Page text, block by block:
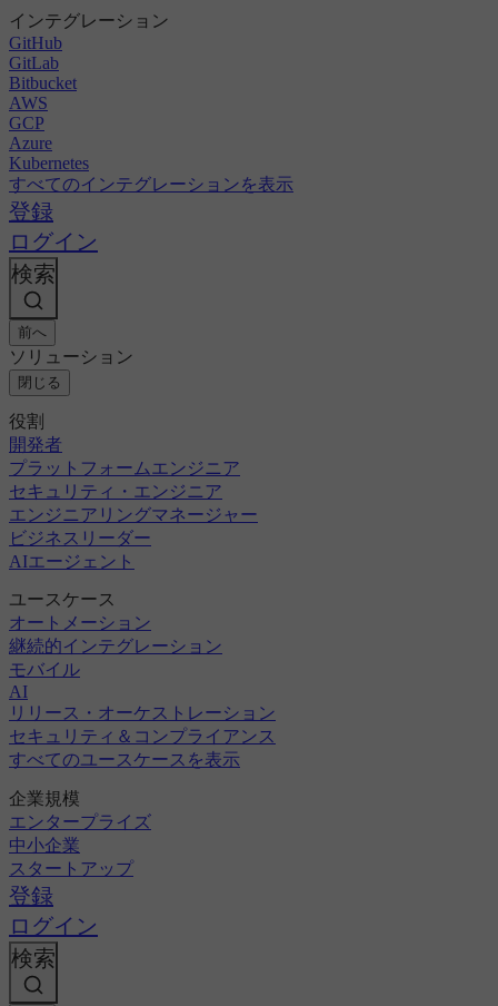
インテグレーション
GitHub
GitLab
Bitbucket
AWS
GCP
Azure
Kubernetes
すべてのインテグレーションを表示
登録
ログイン
検索
前へ
ソリューション
閉じる
役割
開発者
プラットフォームエンジニア
セキュリティ・エンジニア
エンジニアリングマネージャー
ビジネスリーダー
AIエージェント
ユースケース
オートメーション
継続的インテグレーション
モバイル
AI
リリース・オーケストレーション
セキュリティ＆コンプライアンス
すべてのユースケースを表示
企業規模
エンタープライズ
中小企業
スタートアップ
登録
ログイン
検索